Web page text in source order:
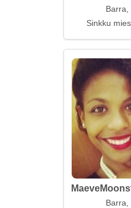
Barra,
Sinkku
Barra,